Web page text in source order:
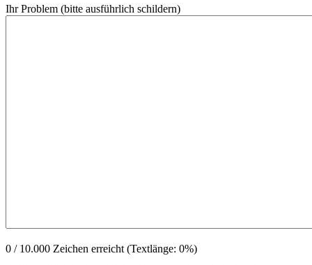
Ihr Problem (bitte ausführlich schildern)
0 / 10.000 Zeichen erreicht (Textlänge: 0%)